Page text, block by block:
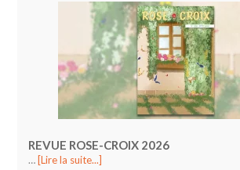
REVUE ROSE-CROIX 2026
… [Lire la suite...]